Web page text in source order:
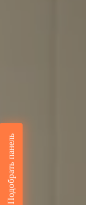
Подобрать панель